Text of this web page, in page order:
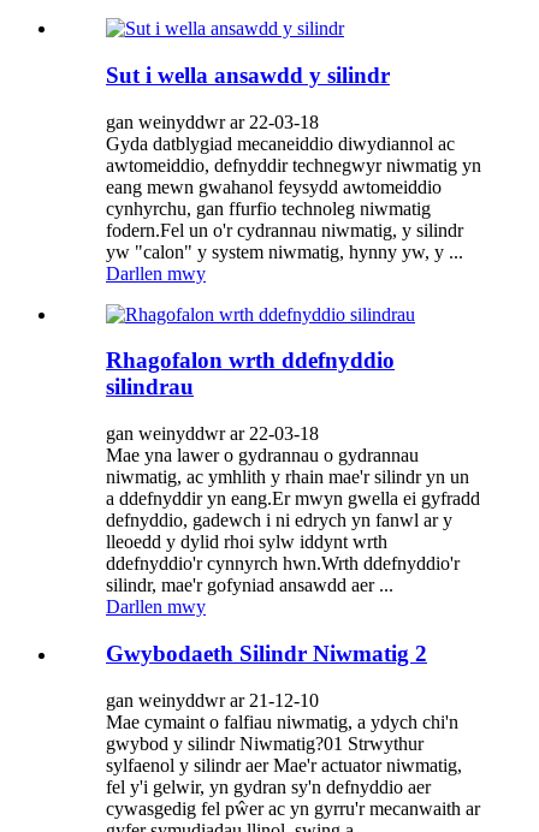
Sut i wella ansawdd y silindr
gan weinyddwr ar 22-03-18
Gyda datblygiad mecaneiddio diwydiannol ac
awtomeiddio, defnyddir technegwyr niwmatig yn
eang mewn gwahanol feysydd awtomeiddio
cynhyrchu, gan ffurfio technoleg niwmatig
fodern.Fel un o'r cydrannau niwmatig, y silindr
yw "calon" y system niwmatig, hynny yw, y ...
Darllen mwy
Rhagofalon wrth ddefnyddio
silindrau
gan weinyddwr ar 22-03-18
Mae yna lawer o gydrannau o gydrannau
niwmatig, ac ymhlith y rhain mae'r silindr yn un
a ddefnyddir yn eang.Er mwyn gwella ei gyfradd
defnyddio, gadewch i ni edrych yn fanwl ar y
lleoedd y dylid rhoi sylw iddynt wrth
ddefnyddio'r cynnyrch hwn.Wrth ddefnyddio'r
silindr, mae'r gofyniad ansawdd aer ...
Darllen mwy
Gwybodaeth Silindr Niwmatig 2
gan weinyddwr ar 21-12-10
Mae cymaint o falfiau niwmatig, a ydych chi'n
gwybod y silindr Niwmatig?01 Strwythur
sylfaenol y silindr aer Mae'r actuator niwmatig,
fel y'i gelwir, yn gydran sy'n defnyddio aer
cywasgedig fel pŵer ac yn gyrru'r mecanwaith ar